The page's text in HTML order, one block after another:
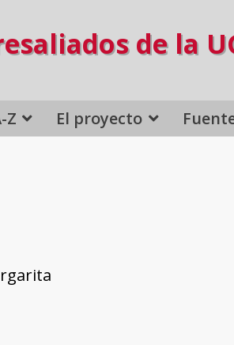
de la
Z El proyecto